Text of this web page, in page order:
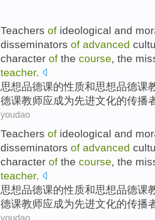
Teachers of ideological and
disseminators of advanced
character of the course, the
teacher.
思想品德课的性质和思想品德课
德课教师应成为先进文化的传播
youdao
Teachers of ideological and
disseminators of advanced
character of the course, the
teacher.
思想品德课的性质和思想品德课
德课教师应成为先进文化的传播
youdao